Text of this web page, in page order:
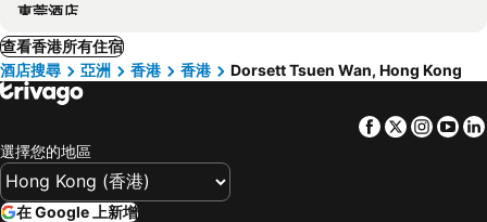
東莞酒店
查看香港所有住宿
酒店搜尋
亞洲 香港 香港 Dorsett Tsuen Wan, Hong Kong
Facebook
Twitter
選擇您的地區
在 Google 上新增